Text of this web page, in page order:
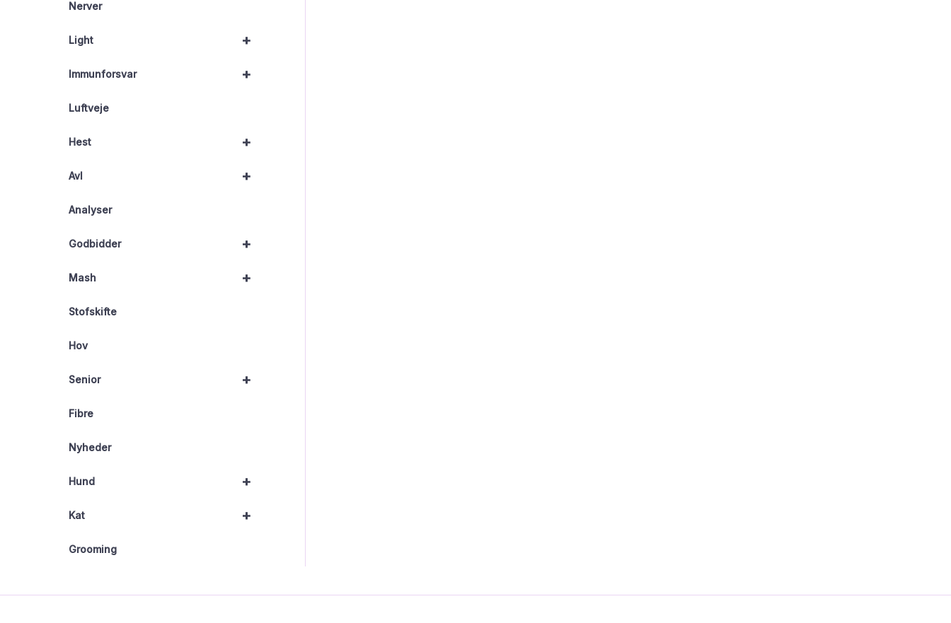
Nerver
+
Light
+
Immunforsvar
Luftveje
+
Hest
+
Avl
Analyser
+
Godbidder
+
Mash
Stofskifte
Hov
+
Senior
Fibre
Nyheder
+
Hund
+
Kat
Grooming